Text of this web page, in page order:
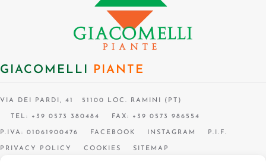
GIACOMELLI PIANTE
VIA DEI PARDI, 41 51100 LOC. RAMINI (PT)
TEL: +39 0573 380484 FAX: +39 0573 986554
P.IVA: 01061900476 FACEBOOK INSTAGRAM P.I.F.
PRIVACY POLICY COOKIES SITEMAP